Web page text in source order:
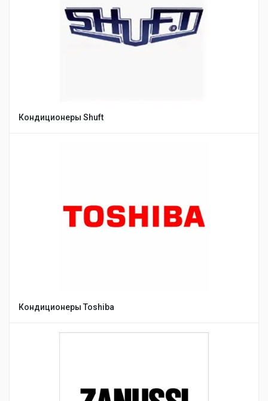
Кондиционеры Shuft
Кондиционеры Toshiba